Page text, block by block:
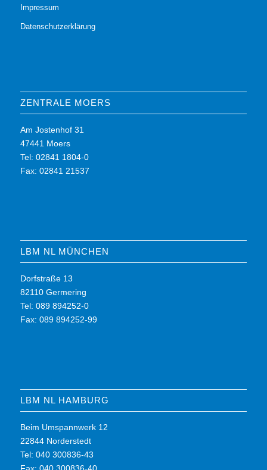
Impressum
Datenschutzerklärung
ZENTRALE MOERS
Am Jostenhof 31
47441 Moers
Tel: 02841 1804-0
Fax: 02841 21537
LBM NL MÜNCHEN
Dorfstraße 13
82110 Germering
Tel: 089 894252-0
Fax: 089 894252-99
LBM NL HAMBURG
Beim Umspannwerk 12
22844 Norderstedt
Tel: 040 300836-43